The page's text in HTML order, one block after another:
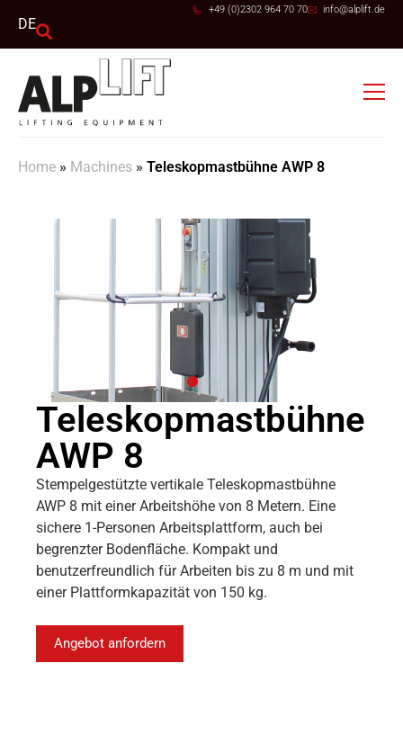
DE
+49 (0)2302 964 70 70 info@alplift.de
Home » Machines » Teleskopmastbühne AWP 8
Teleskopmastbühne
AWP 8
Stempelgestützte vertikale Teleskopmastbühne
AWP 8 mit einer Arbeitshöhe von 8 Metern. Eine
sichere 1-Personen Arbeitsplattform, auch bei
begrenzter Bodenfläche. Kompakt und
benutzerfreundlich für Arbeiten bis zu 8 m und mit
einer Plattformkapazität von 150 kg.
Angebot anfordern